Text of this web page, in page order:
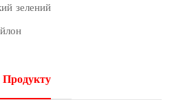
зелений
Продукту